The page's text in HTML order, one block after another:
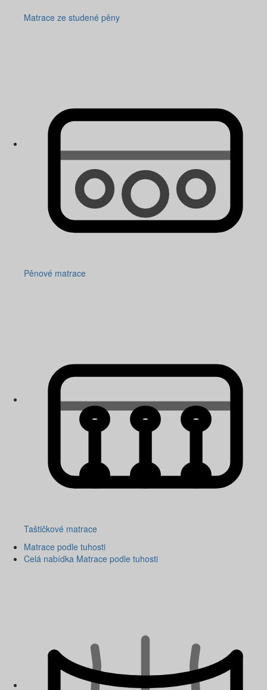
Matrace ze studené pěny
Pěnové matrace
Taštičkové matrace
Matrace podle tuhosti
Celá nabídka Matrace podle tuhosti